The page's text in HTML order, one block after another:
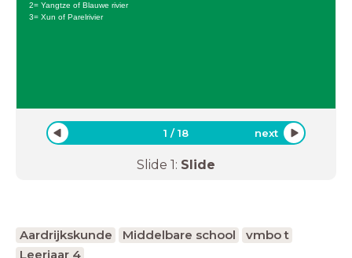
2= Yangtze of Blauwe rivier
3= Xun of Parelrivier
1 /18 next
Slide 1: Slide
Aardrijkskunde Middelbare school
vmbo t
Leerjaar 4